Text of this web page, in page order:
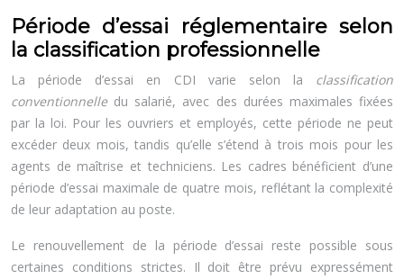
Période d’essai réglementaire selon
la classification professionnelle
La période d’essai en CDI varie selon la classification
conventionnelle du salarié, avec des durées maximales fixées
par la loi. Pour les ouvriers et employés, cette période ne peut
excéder deux mois, tandis qu’elle s’étend à trois mois pour les
agents de maîtrise et techniciens. Les cadres bénéficient d’une
période d’essai maximale de quatre mois, reflétant la complexité
de leur adaptation au poste.
Le renouvellement de la période d’essai reste possible sous
certaines conditions strictes. Il doit être prévu expressément